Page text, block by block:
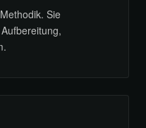
Sie